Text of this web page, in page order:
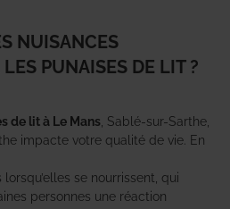
NUISANCES
PUNAISES DE LIT ?
de lit à Le Mans , Sablé-sur-Sarthe,
impacte votre qualité de vie. En
se nourrissent, qui
personnes une réaction